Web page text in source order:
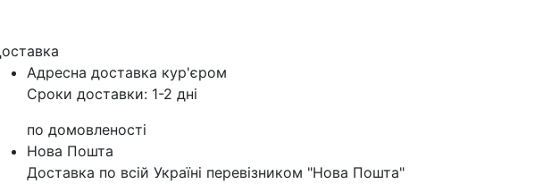
Адресна доставка кур'‎єром
Сроки доставки: 1-2 дні
по домовленості
Нова Пошта
Доставка по всій Україні перевізником "Нова Пошта"